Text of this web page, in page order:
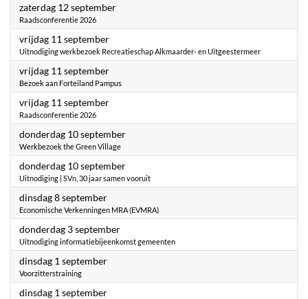
zaterdag 12 september2026
Raadsconferentie 2026
vrijdag 11 september2026
Uitnodiging werkbezoek Recreatieschap Alkmaarder- en Uitgeestermeer
vrijdag 11 september2026
Bezoek aan Forteiland Pampus
vrijdag 11 september2026
Raadsconferentie 2026
donderdag 10 september2026
Werkbezoek the Green Village
donderdag 10 september2026
Uitnodiging | SVn, 30 jaar samen vooruit
dinsdag 8 september2026
Economische Verkenningen MRA (EVMRA)
donderdag 3 september2026
Uitnodiging informatiebijeenkomst gemeenten
dinsdag 1 september2026
Voorzitterstraining
dinsdag 1 september2026